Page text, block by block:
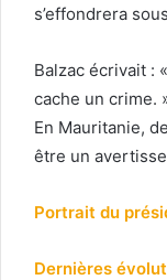
s’effondrera
Balzac écrivait :
cache un crime.
En Mauritanie,
être un
Portrait du
Dernières